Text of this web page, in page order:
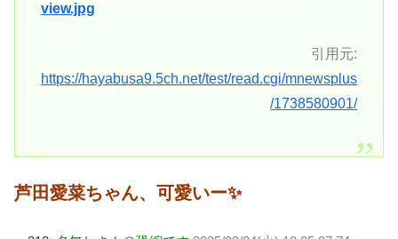
view.jpg
引用元:
https://hayabusa9.5ch.net/test/read.cgi/mnewsplus
/1738580901/
芦田愛菜ちゃん、可愛いー✨